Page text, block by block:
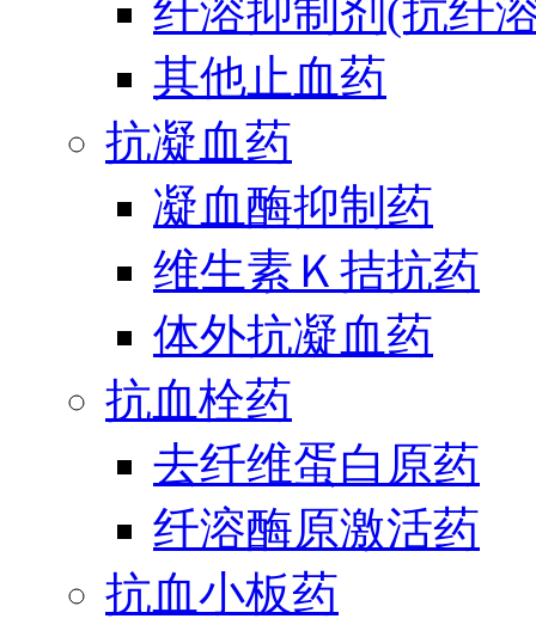
纤溶抑制剂(抗纤
其他止血药
抗凝血药
凝血酶抑制药
维生素Ｋ拮抗药
体外抗凝血药
抗血栓药
去纤维蛋白原药
纤溶酶原激活药
抗血小板药